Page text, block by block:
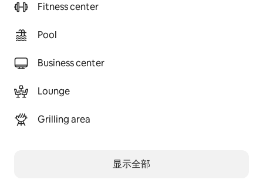
Fitness center
Pool
Business center
Lounge
Grilling area
显示全部